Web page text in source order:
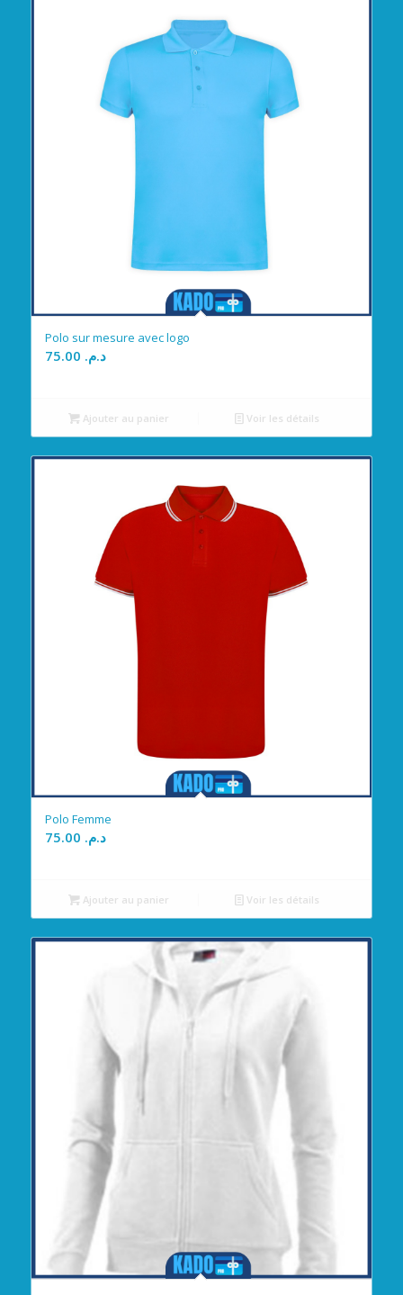
Polo sur mesure avec logo
د.م.
Ajouter au panier Voir les détails
Polo Femme
د.م.
Ajouter au panier Voir les détails